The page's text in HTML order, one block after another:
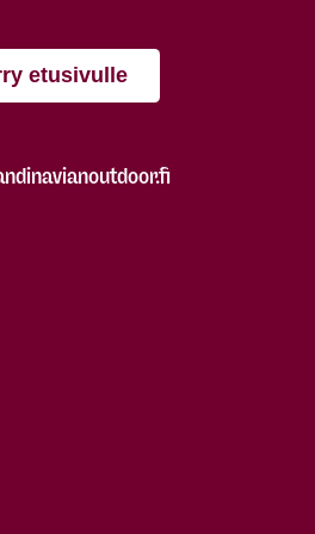
etusivulle